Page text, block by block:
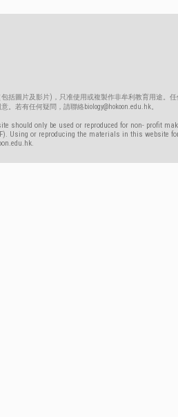
括圖片及影片)，只准使用或複製作非牟利教育用途。
若有任何疑問，請聯絡biology@hokoon.edu.hk。
should only be used or reproduced for non- profit
Using or reproducing the materials in this website